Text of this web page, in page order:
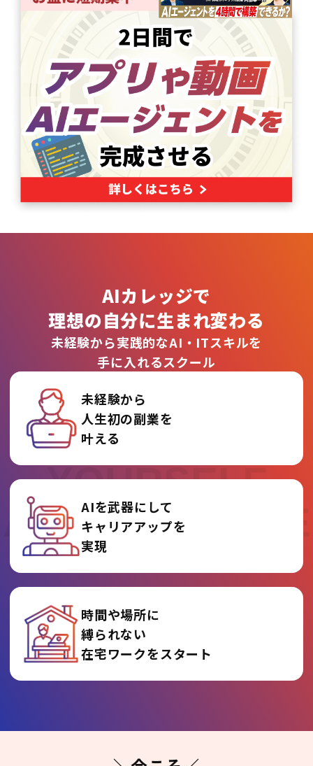
REINVENT
YOURSELF
AT AI COLLEGE
AIカレッジで
理想の自分に生まれ変わる
未経験から実践的なAI・ITスキルを
手に入れるスクール
未経験から
人生初の副業を
叶える
AIを武器にして
キャリアアップを
実現
時間や場所に
縛られない
在宅ワークをスタート